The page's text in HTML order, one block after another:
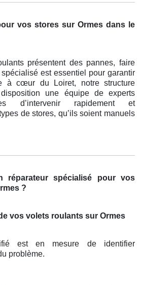
vos stores sur Ormes dans le
présentent des pannes, faire
est essentiel pour garantir
à cœur du Loiret, notre structure
une équipe de experts
d’intervenir rapidement et
de stores, qu’ils soient manuels
réparateur spécialisé pour vos
?
vos volets roulants sur Ormes
est en mesure de identifier
problème.